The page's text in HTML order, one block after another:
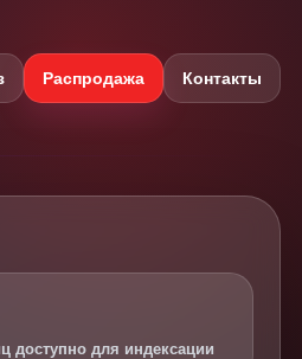
Распродажа Контакты
доступно для индексации